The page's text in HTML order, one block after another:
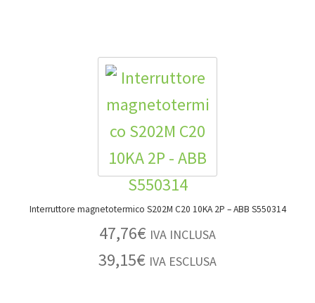
Interruttore magnetotermico S202M C20 10KA 2P – ABB S550314
47,76€ IVA INCLUSA
39,15€ IVA ESCLUSA